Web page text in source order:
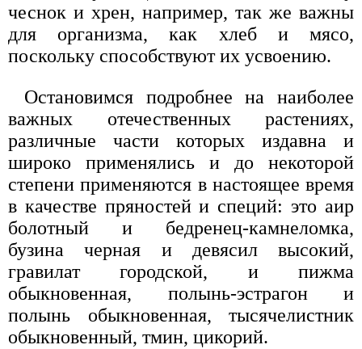
чеснок и хрен, например, так же важны
для организма, как хлеб и мясо,
поскольку способствуют их усвоению.
Остановимся подробнее на наиболее
важных отечественных растениях,
различные части которых издавна и
широко применялись и до некоторой
степени применяются в настоящее время
в качестве пряностей и специй: это аир
болотный и бедренец-камнеломка,
бузина черная и девясил высокий,
гравилат городской, и пижма
обыкновенная, полынь-эстрагон и
полынь обыкновенная, тысячелистник
обыкновенный, тмин, цикорий.